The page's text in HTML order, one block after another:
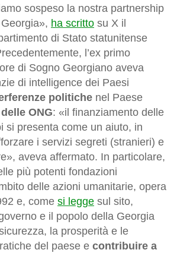
sospeso la nostra partnership
ha scritto su X il
di Stato statunitense
l’ex primo
di Sogno Georgiano aveva
di intelligence dei Paesi
politiche nel Paese
ONG: «il finanziamento delle
si presenta come un aiuto, in
i servizi segreti (stranieri) e
aveva affermato. In particolare,
più potenti fondazioni
delle azioni umanitarie, opera
e, come si legge sul sito,
e il popolo della Georgia
la prosperità e le
del paese e contribuire a